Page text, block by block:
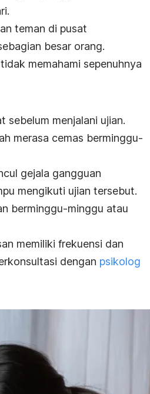
teman di pusat
besar orang.
memahami sepenuhnya
sebelum menjalani ujian.
merasa cemas berminggu-
gejala gangguan
mengikuti ujian tersebut.
berminggu-minggu atau
memiliki frekuensi dan
dengan psikolog